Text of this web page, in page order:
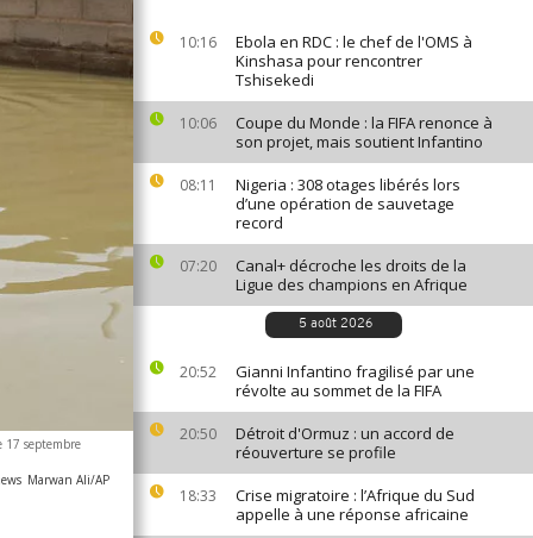
10:16
Ebola en RDC : le chef de l'OMS à
Kinshasa pour rencontrer
Tshisekedi
10:06
Coupe du Monde : la FIFA renonce à
son projet, mais soutient Infantino
08:11
Nigeria : 308 otages libérés lors
d’une opération de sauvetage
record
07:20
Canal+ décroche les droits de la
Ligue des champions en Afrique
5 août 2026
20:52
Gianni Infantino fragilisé par une
révolte au sommet de la FIFA
20:50
Détroit d'Ormuz : un accord de
réouverture se profile
18:33
Crise migratoire : l’Afrique du Sud
appelle à une réponse africaine
septembre
Marwan Ali/AP